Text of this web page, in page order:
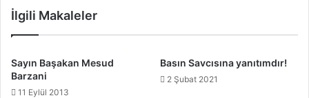
İlgili Makaleler
Sayın Başakan Mesud
Barzani
11 Eylül 2013
Basın Savcısına yanıtımdır!
2 Şubat 2021